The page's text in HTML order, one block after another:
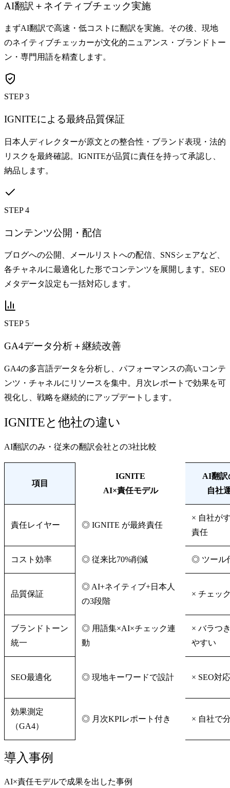
AI翻訳＋ネイティブチェック実施
まずAI翻訳で高速・低コストに翻訳を実施。その後、現地
のネイティブチェッカーが文化的ニュアンス・ブランドトー
ン・専門用語を精査します。
STEP 3
IGNITEによる最終品質保証
日本人ディレクターが原文との整合性・ブランド表現・法的
リスクを最終確認。IGNITEが品質に責任を持って承認し、
納品します。
STEP 4
コンテンツ公開・配信
ブログへの公開、メールリストへの配信、SNSシェアなど、
各チャネルに最適化した形でコンテンツを展開します。SEO
メタデータ設定も一括対応します。
STEP 5
GA4データ分析＋継続改善
GA4の多言語データを分析し、パフォーマンスの高いコンテ
ンツ・チャネルにリソースを集中。月次レポートで効果を可
視化し、戦略を継続的にアップデートします。
IGNITEと他社の違い
AI翻訳のみ・従来の翻訳会社との3社比較
項目
IGNITE
AI×責任モデル
AI翻訳
自社
責任レイヤー ◎ IGNITE が最終責任
× 自社が
責任
コスト効率 ◎ 従来比70%削減 ◎ ツール
品質保証
◎ AI+ネイティブ+日本人
の3段階
× チェッ
ブランドトーン
統一
◎ 用語集×AI×チェック連
動
× バラつ
やすい
SEO最適化 ◎ 現地キーワードで設計 × SEO対
効果測定
（GA4）
◎ 月次KPIレポート付き × 自社で
導入事例
AI×責任モデルで成果を出した事例